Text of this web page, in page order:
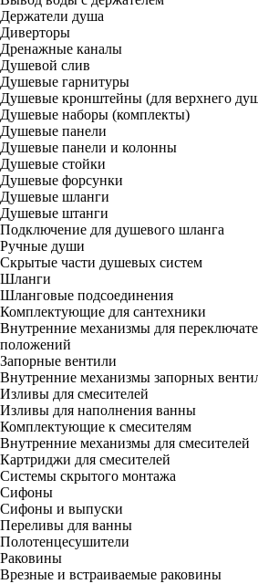
Держатели душа
Диверторы
Дренажные каналы
Душевой слив
Душевые гарнитуры
Душевые кронштейны (для верхнего
Душевые наборы (комплекты)
Душевые панели
Душевые панели и колонны
Душевые стойки
Душевые форсунки
Душевые шланги
Душевые штанги
Подключение для душевого шланга
Ручные души
Скрытые части душевых систем
Шланги
Шланговые подсоединения
Комплектующие для сантехники
Внутренние механизмы для
положений
Запорные вентили
Внутренние механизмы запорных
Изливы для смесителей
Изливы для наполнения ванны
Комплектующие к смесителям
Внутренние механизмы для смесителей
Картриджи для смесителей
Системы скрытого монтажа
Сифоны
Сифоны и выпуски
Переливы для ванны
Полотенцесушители
Раковины
Врезные и встраиваемые раковины